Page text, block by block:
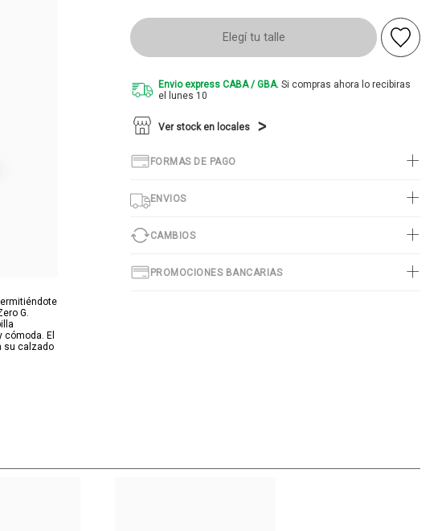
G.
El
su calzado
Elegí tu talle
Envio express CABA / GBA.Si compras ahora lo recibiras
el lunes 10
Ver stock en locales
FORMAS DE PAGO
ENVIOS
CAMBIOS
PROMOCIONES BANCARIAS